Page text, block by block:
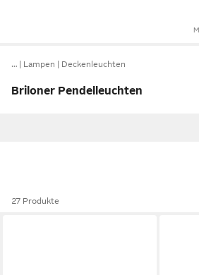
… Lampen Deckenleuchten
Briloner Pendelleuchten
27 Produkte